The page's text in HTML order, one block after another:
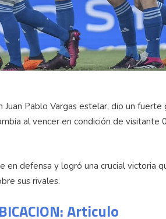
Juan Pablo Vargas estelar, dio un
al vencer en condición de
en defensa y logró una crucial victoria
sus rivales.
Articulo